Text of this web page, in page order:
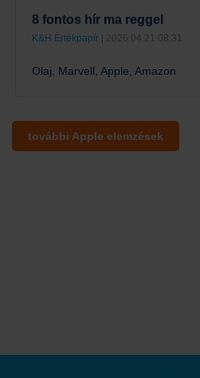
8 fontos hír ma reggel
K&H Értékpapír | 2026.04.21 08:31
Olaj, Marvell, Apple, Amazon
további Apple elemzések